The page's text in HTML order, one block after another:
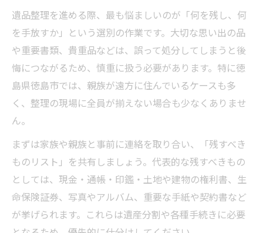
遺品整理を進める際、最も悩ましいのが「何を残し、何
を手放すか」という選別の作業です。大切な思い出の品
や重要書類、貴重品などは、誤って処分してしまうと後
悔につながるため、慎重に扱う必要があります。特に徳
島県徳島市では、親族が遠方に住んでいるケースも多
く、整理の現場に全員が揃えない場合も少なくありませ
ん。
まずは家族や親族と事前に連絡を取り合い、「残すべき
ものリスト」を共有しましょう。代表的な残すべきもの
としては、現金・通帳・印鑑・土地や建物の権利書、生
命保険証券、写真やアルバム、重要な手紙や契約書など
が挙げられます。これらは遺産分割や各種手続きに必要